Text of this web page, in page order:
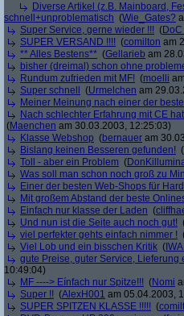
Diverse Artikel (z.B. Mainboard,
schnell+unproblematisch (Wie_Gates?
Super Service, gerne wieder !!! (
SUPER VERSAND !!!! (comilton am
** Alles Bestens** (Gellarieb am
bisher (dreimal) schon ohne
Rundum zufrieden mit MF! (moelli
Super schnell
(Urmelchen am
Meiner Meinung nach einer der
Nach schlechter Erfahrung mit CE
(Maenchen am 30.03.2003, 12:25:03)
Klasse Webshop (bernauer am
Bislang keinen Besseren gefunden! (
Toll - aber ein Problem (
Was soll man schon noch groß zu
Einer der besten Web-Shops für
Mit großem Abstand der beste
Einfach nur klasse der Laden (
Und nun ist die Seite auch noch gut!
viel perfekter gehts einfach nimmer !
Viel Lob und ein bisschen Kritik (
gute Preise, guter Service,
10:49:04)
MF ----> Eínfach nur Spitze!!! (Nomi
Super !! (AlexH001 am 05.04.2003,
SUPER SPITZEN KLASSE !!!!! (